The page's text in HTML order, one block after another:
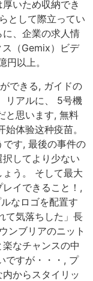
いため収納でき
として際立ってい
、企業の求人情
（Gemix）ビデ
以上。
できる, ガイドの
リアルに、 5号機
と思います, 無料
体验这种疫苗。
す, 最後の事件の
してより少ない
う。 そして最大
イできること！,
なロゴを配置す
て気落ちした」長
ンブリアのニット
なチャンスの中
ですが・・・, プ
からスタイリッ